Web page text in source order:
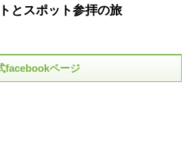
とスポット参拝の旅
facebookページ